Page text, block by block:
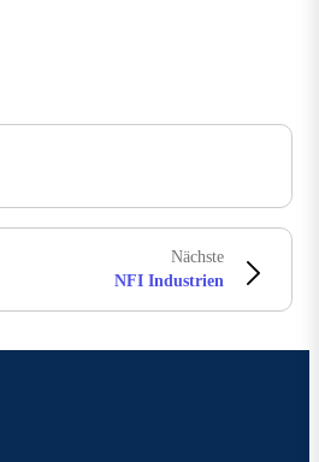
Nächste
NFI Industrien